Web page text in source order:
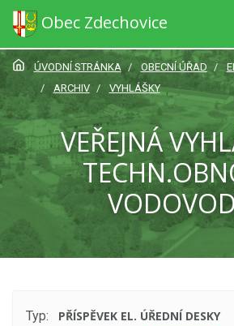
Obec Zdechovice
ÚVODNÍ STRÁNKA OBECNÍ ÚŘAD
ARCHIV
VYHLÁŠKY
VEŘEJNÁ
Typ:
PŘÍSPĚVEK EL. ÚŘEDNÍ DESKY